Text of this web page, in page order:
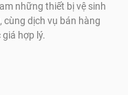
những thiết bị vệ sinh
cùng dịch vụ bán hàng
hợp lý.